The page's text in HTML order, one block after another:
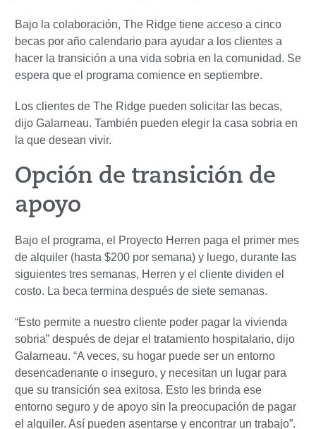
Bajo la colaboración, The Ridge tiene acceso a cinco
becas por año calendario para ayudar a los clientes a
hacer la transición a una vida sobria en la comunidad. Se
espera que el programa comience en septiembre.
Los clientes de The Ridge pueden solicitar las becas,
dijo Galarneau. También pueden elegir la casa sobria en
la que desean vivir.
Opción de transición de
apoyo
Bajo el programa, el Proyecto Herren paga el primer mes
de alquiler (hasta $200 por semana) y luego, durante las
siguientes tres semanas, Herren y el cliente dividen el
costo. La beca termina después de siete semanas.
“Esto permite a nuestro cliente poder pagar la vivienda
sobria” después de dejar el tratamiento hospitalario, dijo
Galarneau. “A veces, su hogar puede ser un entorno
desencadenante o inseguro, y necesitan un lugar para
que su transición sea exitosa. Esto les brinda ese
entorno seguro y de apoyo sin la preocupación de pagar
el alquiler. Así pueden asentarse y encontrar un trabajo”.